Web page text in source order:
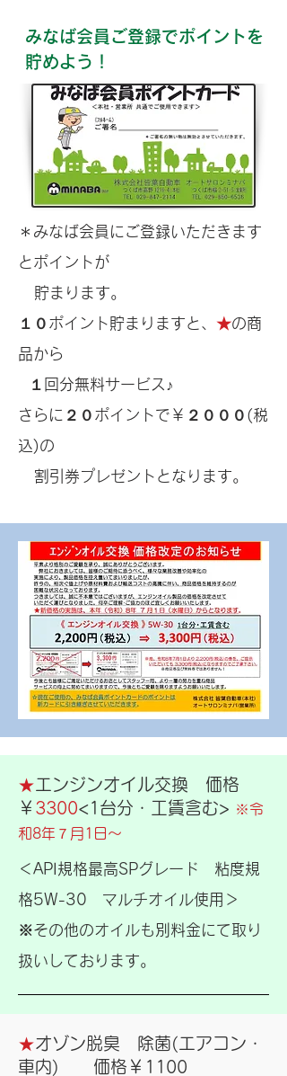
みなば会員ご登録でポイントを
貯めよう！
＊みなば会員にご登録いただきます
とポイントが
貯まります。
１０ポイント貯まりますと、 ★の商
品から
１回分無料サービス♪
さらに２０ポイントで￥２０００(税
込)の
割引券プレゼントとなります。
★エンジンオイル交換 価格
￥ 3300<1台分・工賃含む> ※令
和8年７月1日～
＜API規格最高SPグレード 粘度規
格5W-30 マルチオイル使用＞
※その他のオイルも別料金にて取り
扱いしており ます。
★オゾン脱臭 除菌(エアコン・
車内) 価格￥1100